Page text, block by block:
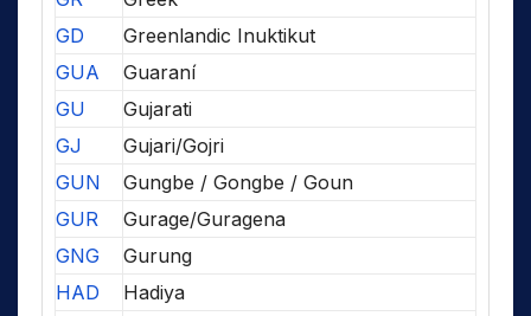
GD
Greenlandic Inuktikut
GUA
Guaraní
GU
Gujarati
GJ
Gujari/Gojri
GUN
Gungbe / Gongbe / Goun
GUR
Gurage/Guragena
GNG
Gurung
HAD
Hadiya